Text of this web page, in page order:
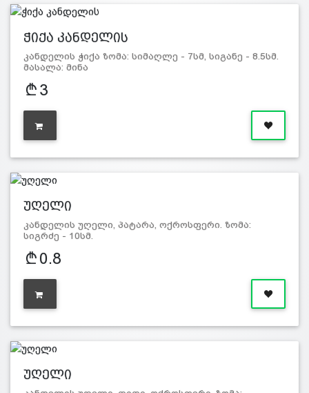
ჭიქა კანდელის
კანდელის ჭიქა ზომა: სიმაღლე - 7სმ, სიგანე - 8.5სმ.
მასალა: მინა
3
უღელი
კანდელის უღელი, პატარა, ოქროსფერი. ზომა:
სიგრძე - 10სმ.
0.8
უღელი